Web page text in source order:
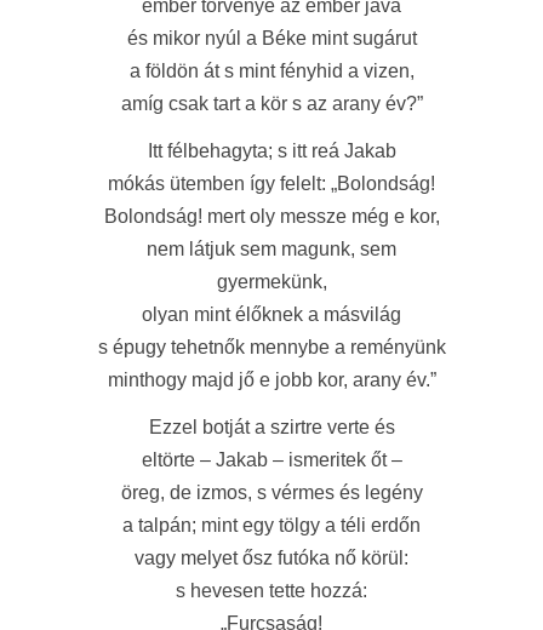
ember törvénye az ember java
és mikor nyúl a Béke mint sugárut
a földön át s mint fényhid a vizen,
amíg csak tart a kör s az arany év?”
Itt félbehagyta; s itt reá Jakab
mókás ütemben így felelt: „Bolondság!
Bolondság! mert oly messze még e kor,
nem látjuk sem magunk, sem
gyermekünk,
olyan mint élőknek a másvilág
s épugy tehetnők mennybe a reményünk
minthogy majd jő e jobb kor, arany év.”
Ezzel botját a szirtre verte és
eltörte – Jakab – ismeritek őt –
öreg, de izmos, s vérmes és legény
a talpán; mint egy tölgy a téli erdőn
vagy melyet ősz futóka nő körül:
s hevesen tette hozzá:
„Furcsaság!